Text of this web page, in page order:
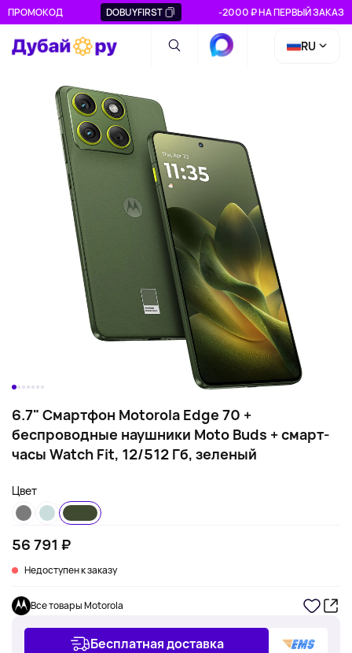
ПРОМОКОД DOBUYFIRST -2000 ₽ НА ПЕРВЫЙ ЗАКАЗ
RU
6.7" Смартфон Motorola Edge 70 +
беспроводные наушники Moto Buds + смарт-
часы Watch Fit, 12/512 Гб, зеленый
Цвет
56 791 ₽
Недоступен к заказу
Все товары Motorola
Бесплатная доставка